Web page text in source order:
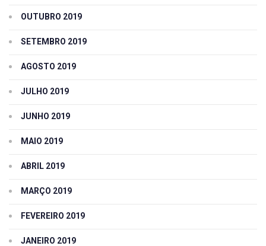
OUTUBRO 2019
SETEMBRO 2019
AGOSTO 2019
JULHO 2019
JUNHO 2019
MAIO 2019
ABRIL 2019
MARÇO 2019
FEVEREIRO 2019
JANEIRO 2019